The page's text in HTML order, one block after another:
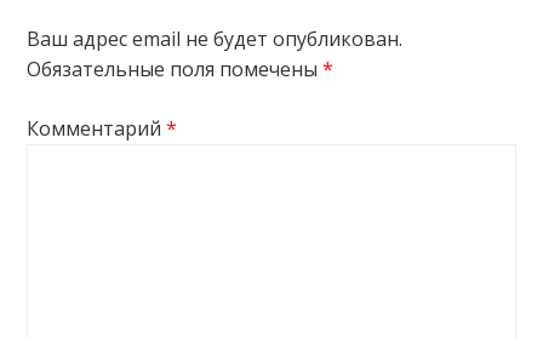
Ваш адрес email не будет опубликован.
Обязательные поля помечены*
Комментарий*